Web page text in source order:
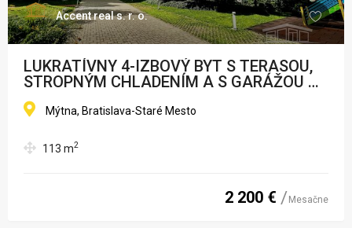
Accent real s. r. o.
LUKRATÍVNY 4-IZBOVÝ BYT S TERASOU,
STROPNÝM CHLADENÍM A S GARÁŽOU V
STAROM MESTE - REZIDENCIA
BLUMENTÁL
Mýtna, Bratislava-Staré Mesto
113 m2
2 200 € Mesačne